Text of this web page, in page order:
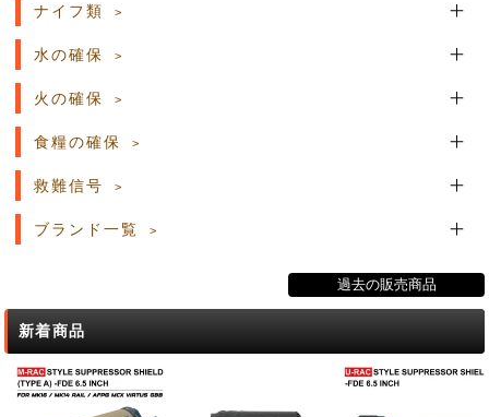
ナイフ類
水の確保
火の確保
食糧の確保
救難信号
ブランド一覧
過去の販売商品
新着商品